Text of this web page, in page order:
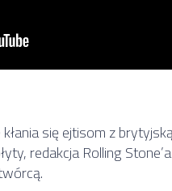
się ejtisom z
redakcja Rolling